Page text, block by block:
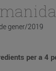
gener/2019
per a 4